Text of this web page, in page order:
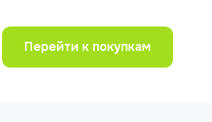
Перейти к покупкам